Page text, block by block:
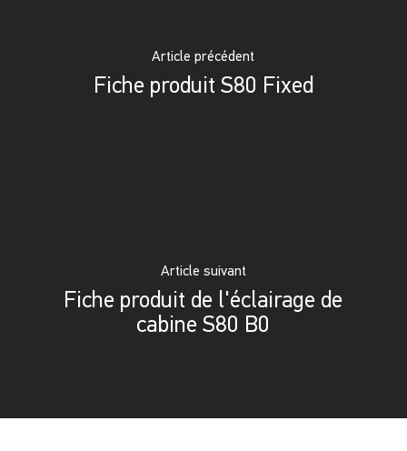
Article précédent
Fiche produit S80 Fixed
Article suivant
Fiche produit de l'éclairage de
cabine S80 B0